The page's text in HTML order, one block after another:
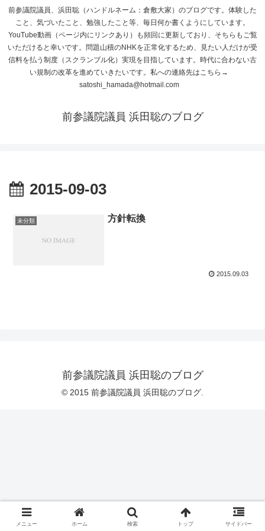
前参議院議員、浜田聡（ハンドルネーム：倉敷大家）のブログです。体験した
こと、気づいたこと、勉強したこと等、毎日何か書くようにしています。
YouTube動画（ページ内にリンクあり）も頻回に更新しており、そちらもご覧
いただけると幸いです。問題山積のNHKを正常化するため、見たい人だけが受
信料を払う制度（スクランブル化）実現を目指しています。時代に合わない古
い規制の改革を進めていきたいです。私への連絡先はこちら→
satoshi_hamada@hotmail.com
前参議院議員 浜田聡のブログ
2015-09-03
未分類 方針転換
2015.09.03
前参議院議員 浜田聡のブログ
© 2015 前参議院議員 浜田聡のブログ.
メニュー ホーム 検索 トップ サイドバー